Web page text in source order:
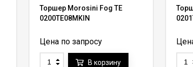
Торшер Morosini Fog TE
0200TE08MKIN
Цена по запросу
В корзину